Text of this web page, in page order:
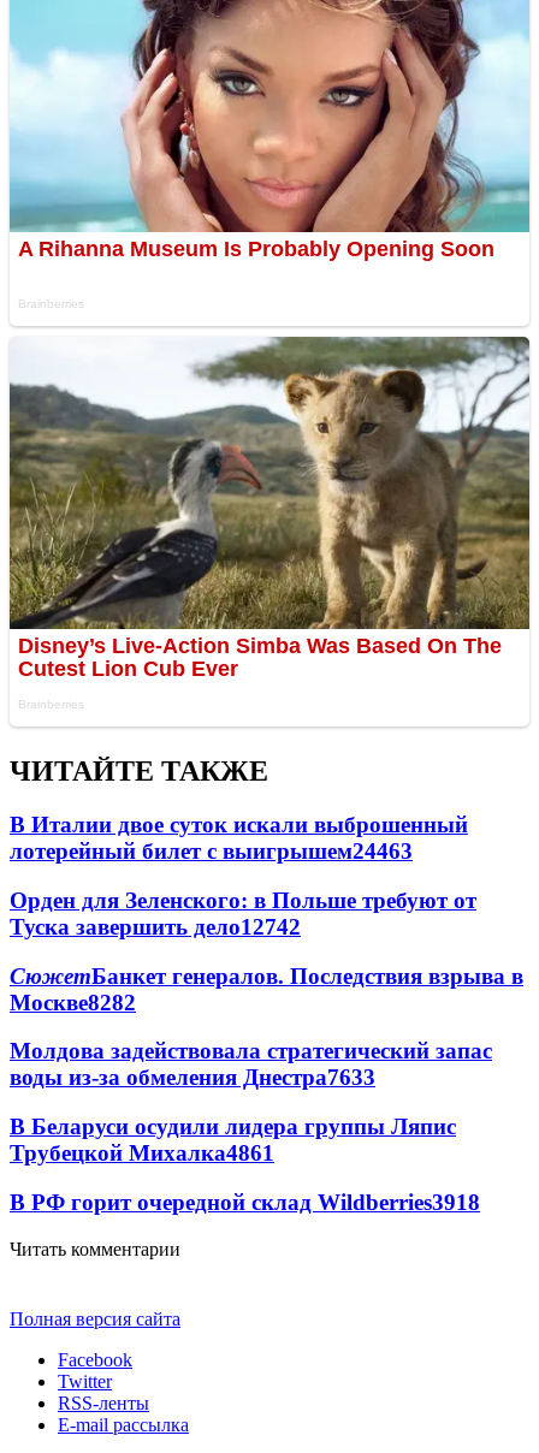
ЧИТАЙТЕ ТАКЖЕ
В Италии двое суток искали выброшенный
лотерейный билет с выигрышем24463
Орден для Зеленского: в Польше требуют от
Туска завершить дело12742
СюжетБанкет генералов. Последствия взрыва в
Москве8282
Молдова задействовала стратегический запас
воды из-за обмеления Днестра7633
В Беларуси осудили лидера группы Ляпис
Трубецкой Михалка4861
В РФ горит очередной склад Wildberries3918
Читать комментарии
Полная версия сайта
Facebook
Twitter
RSS-ленты
E-mail рассылка